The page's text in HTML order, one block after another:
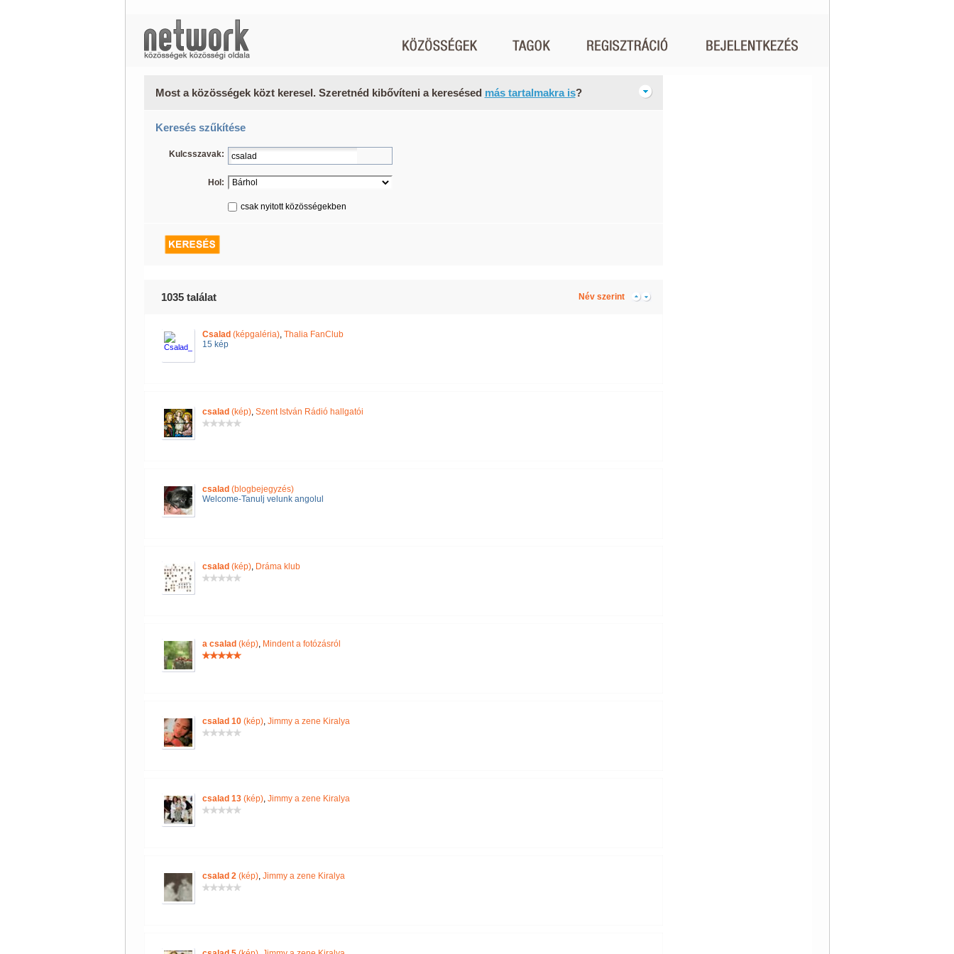
Most a közösségek közt keresel. Szeretnéd kibővíteni a keresésed más tartalmakra is?
Keresés szűkítése
Kulcsszavak:
Hol:
csak nyitott közösségekben
1035 találat Név szerint
Csalad (képgaléria), Thalia FanClub
15 kép
csalad (kép), Szent István Rádió hallgatói
csalad (blogbejegyzés)
Welcome-Tanulj velunk angolul
csalad (kép), Dráma klub
a csalad (kép), Mindent a fotózásról
csalad 10(kép), Jimmy a zene Kiralya
csalad 13(kép), Jimmy a zene Kiralya
csalad 2(kép), Jimmy a zene Kiralya